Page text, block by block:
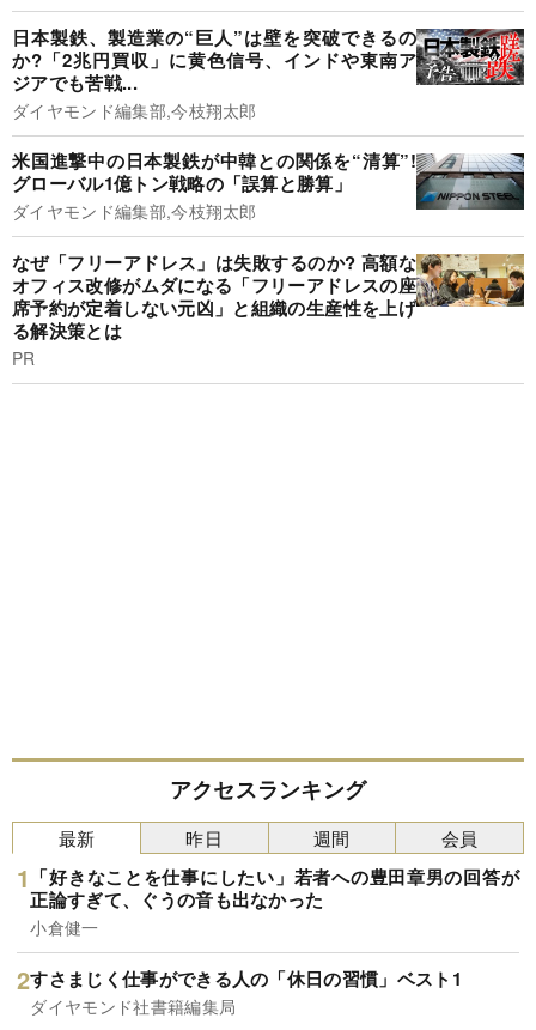
日本製鉄、製造業の“巨人”は壁を突破できるの
か?「2兆円買収」に黄色信号、インドや東南ア
ジアでも苦戦...
ダイヤモンド編集部,今枝翔太郎
米国進撃中の日本製鉄が中韓との関係を“清算”!
グローバル1億トン戦略の「誤算と勝算」
ダイヤモンド編集部,今枝翔太郎
なぜ「フリーアドレス」は失敗するのか? 高額な
オフィス改修がムダになる「フリーアドレスの座
席予約が定着しない元凶」と組織の生産性を上げ
る解決策とは
PR
アクセスランキング
最新
「好きなことを仕事にしたい」若者への豊田章男の回答が
正論すぎて、ぐうの音も出なかった
小倉健一
すさまじく仕事ができる人の「休日の習慣」ベスト1
ダイヤモンド社書籍編集局
昨日 週間 会員